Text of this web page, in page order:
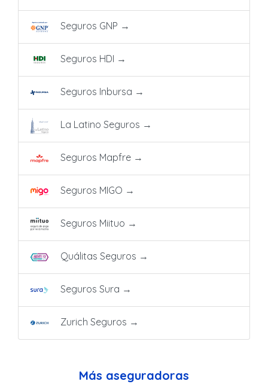
Seguros GNP →
Seguros HDI →
Seguros Inbursa →
La Latino Seguros →
Seguros Mapfre →
Seguros MIGO →
Seguros Miituo →
Quálitas Seguros →
Seguros Sura →
Zurich Seguros →
Más aseguradoras